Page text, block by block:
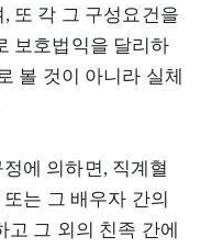
또 각 그 구성요건을
보호법익을 달리하
볼 것이 아니라 실체
에 의하면, 직계혈
는 그 배우자 간의
그 외의 친족 간에